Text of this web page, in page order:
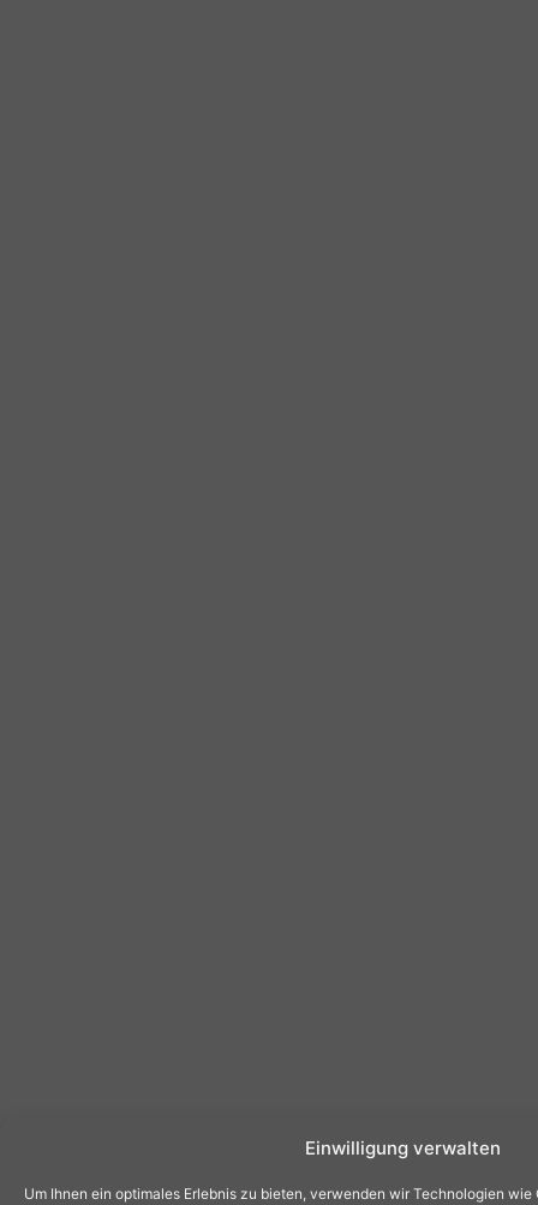
Einwilligung verwalten
Um Ihnen ein optimales Erlebnis zu bieten, verwenden wir Technologien